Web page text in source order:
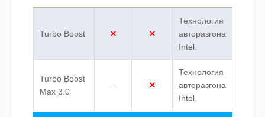
Turbo Boost
Технология
авторазгона
Intel.
Turbo Boost
Max 3.0
-
Технология
авторазгона
Intel.